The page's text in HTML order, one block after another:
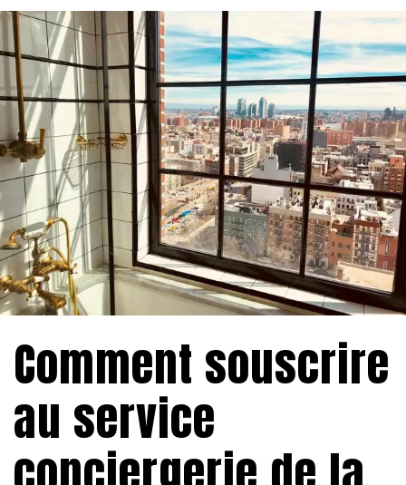
Comment souscrire
au service